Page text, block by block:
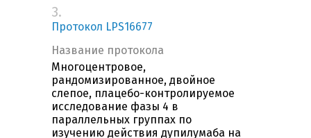
3.
Протокол LPS16677
Название протокола
Многоцентровое,
рандомизированное, двойное
слепое, плацебо-контролируемое
исследование фазы 4 в
параллельных группах по
изучению действия дупилумаба на